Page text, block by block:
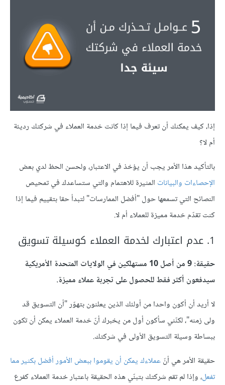
إذا، كيف يمكنك أن تعرف فيما إذا كانت خدمة العملاء في شركتك رديئة
أم لا؟
بالتأكيد هذا الأمر يجب أن يؤخذ في الاعتبار، ولحسن الحظ لدي بعض
الإحصاءات والبيانات المثيرة للاهتمام والتي ستساعدك في تمحيص
النصائح التي تسمعها حول "أفضل الممارسات" لتبدأ حقا بتقييم فيما إذا
كنت تقدّم خدمة مميزة للعملاء أم لا.
1. عدم اعتبارك لخدمة العملاء كوسيلة تسويق
حقيقة: 9 من أصل 10 مستهلكين في الولايات المتحدة الأمريكية
سيدفعون أكثر فقط للحصول على تجربة عملاء مميزة.
لا أريد أن أكون واحدا من أولئك الذين يعلنون بتهوّر "أن التسويق قد
ولى زمنه"، لكنّني سأكون أول من يخبرك أنّ خدمة العملاء يمكن أن تكون
ببساطة وسيلة التسويق الأولى في شركتك.
حقيقة الأمر هي أنّعملاءك يمكن أن يقوموا ببعض الأمور أفضل بكثير مما
تفعل، وإذا لم تقم شركتك بتبنّي هذه الحقيقة باعتبار خدمة العملاء كفرع